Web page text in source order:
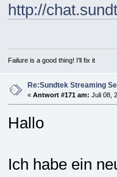
http://
Failure is a good thing! I'll fix it
Re:Sundtek Streaming
« Antwort #171 am: Juli 08,
Hallo
Ich habe ein